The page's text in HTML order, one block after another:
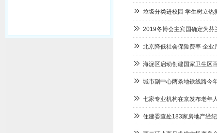
垃圾分类进校园 学生树立热
2019冬博会主宾国确定为芬
北京降低社会保险费率 企业
海淀区启动创建国家卫生区
城市副中心两条地铁线路今
七家专业机构在京发布老年
住建委查处183家房地产经